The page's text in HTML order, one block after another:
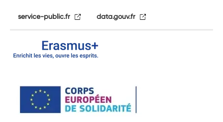
service-public.fr data.gouv.fr